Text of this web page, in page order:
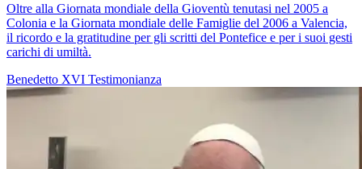
Oltre alla Giornata mondiale della Gioventù tenutasi nel 2005 a
Colonia e la Giornata mondiale delle Famiglie del 2006 a Valencia,
il ricordo e la gratitudine per gli scritti del Pontefice e per i suoi gesti
carichi di umiltà.
Benedetto XVI Testimonianza